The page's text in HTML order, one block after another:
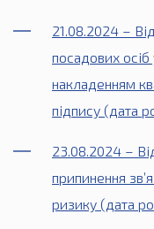
21.08.2024 –
посадових
накладенням
підпису (дата
23.08.2024 –
припинення
ризику (дата